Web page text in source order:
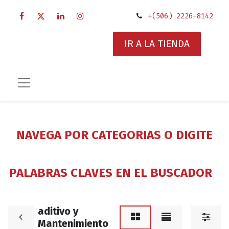
+(506) 2226-8142
IR A LA TIENDA
NAVEGA POR CATEGORIAS O DIGITE
PALABRAS CLAVES EN EL BUSCADOR
aditivo y
Mantenimiento